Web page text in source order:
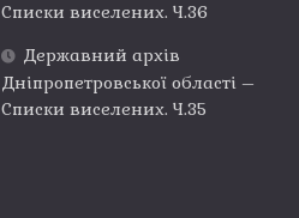
Списки виселених. Ч.36
Державний архів
Дніпропетровської області –
Списки виселених. Ч.35